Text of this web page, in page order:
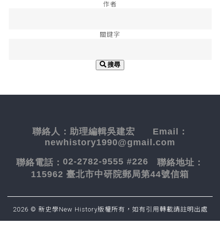
作者
關鍵字
搜尋
聯絡人： 助理編輯吳建宏 Email：
newhistory1990@gmail.com
聯絡電話： 02-2782-9555 #226 聯絡地址：
115962 臺北市中研院郵局第44號信箱
2026 © 新史學New History版權所有，如有引用轉載請註明出處